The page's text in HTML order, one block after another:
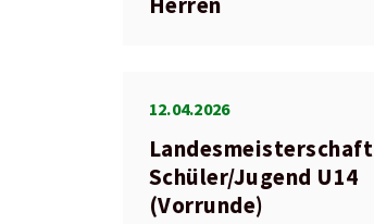
12.04.2026
Landesmeisterschaft
Schüler/Jugend U14
(Vorrunde)